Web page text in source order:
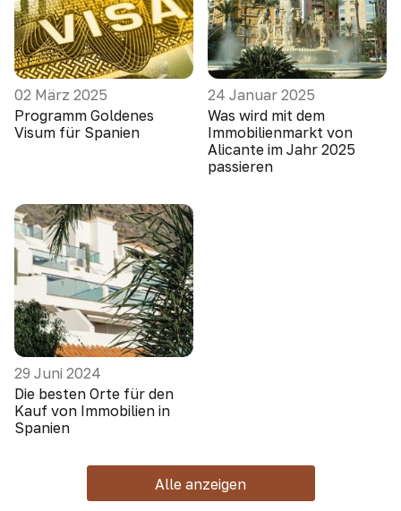
02 März 2025
Programm Goldenes
Visum für Spanien
24 Januar 2025
Was wird mit dem
Immobilienmarkt von
Alicante im Jahr 2025
passieren
29 Juni 2024
Die besten Orte für den
Kauf von Immobilien in
Spanien
Alle anzeigen